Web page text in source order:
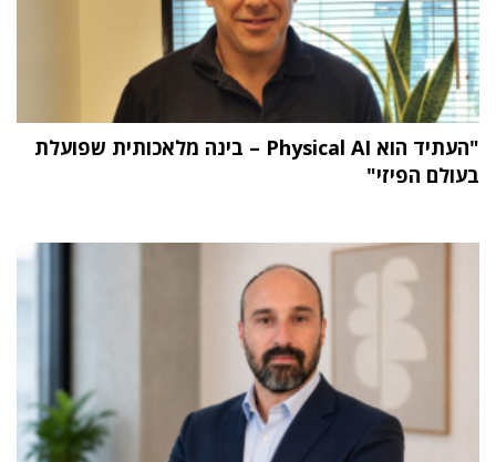
"העתיד הוא Physical AI – בינה מלאכותית שפועלת
בעולם הפיזי"